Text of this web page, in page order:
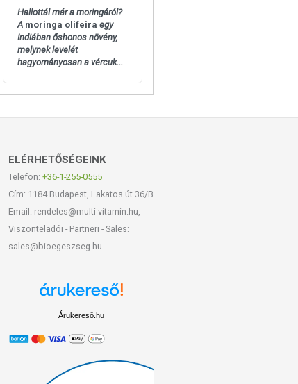
Hallottál már a moringáról?
A moringa olifeira egy
Indiában őshonos növény,
melynek levelét
hagyományosan a vércuk...
ELÉRHETŐSÉGEINK
Telefon: +36-1-255-0555
Cím: 1184 Budapest, Lakatos út 36/B
Email: rendeles@multi-vitamin.hu,
Viszonteladói - Partneri - Sales:
sales@bioegeszseg.hu
Árukereső.hu